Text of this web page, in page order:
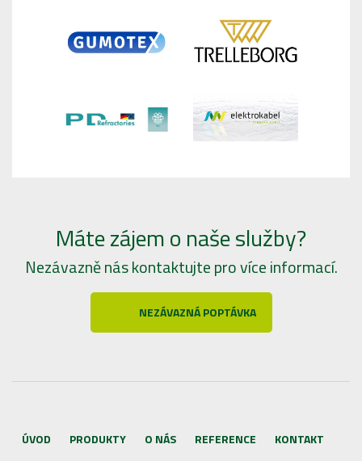
Máte zájem o naše služby?
Nezávazně nás kontaktujte pro více informací.
NEZÁVAZNÁ POPTÁVKA
ÚVOD PRODUKTY O NÁS REFERENCE
KONTAKT